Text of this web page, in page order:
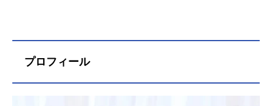
プロフィール